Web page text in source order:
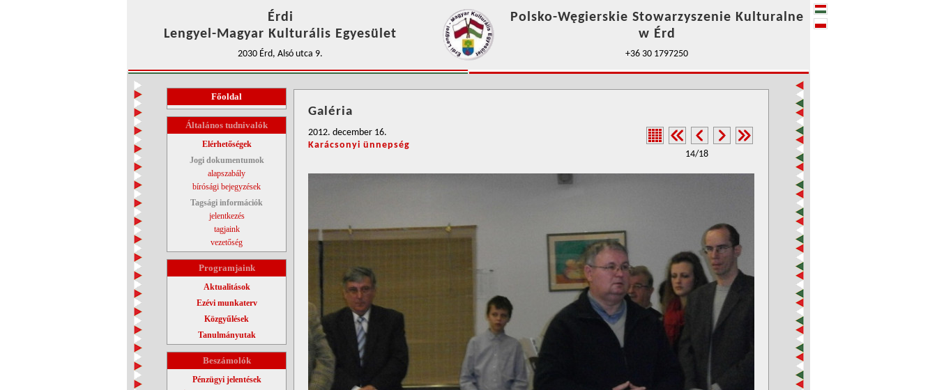
Érdi
Lengyel-Magyar Kulturális Egyesület
2030 Érd, Alsó utca 9.
Polsko-Węgierskie Stowarzyszenie Kulturalne
w Érd
+36 30 1797250
Főoldal
Általános tudnivalók
Elérhetőségek
Jogi dokumentumok
alapszabály
bírósági bejegyzések
Tagsági információk
jelentkezés
tagjaink
vezetőség
Programjaink
Aktualitások
Ezévi munkaterv
Közgyűlések
Tanulmányutak
Beszámolók
Pénzügyi jelentések
Galéria
2012. december 16.
Karácsonyi ünnepség
14/18